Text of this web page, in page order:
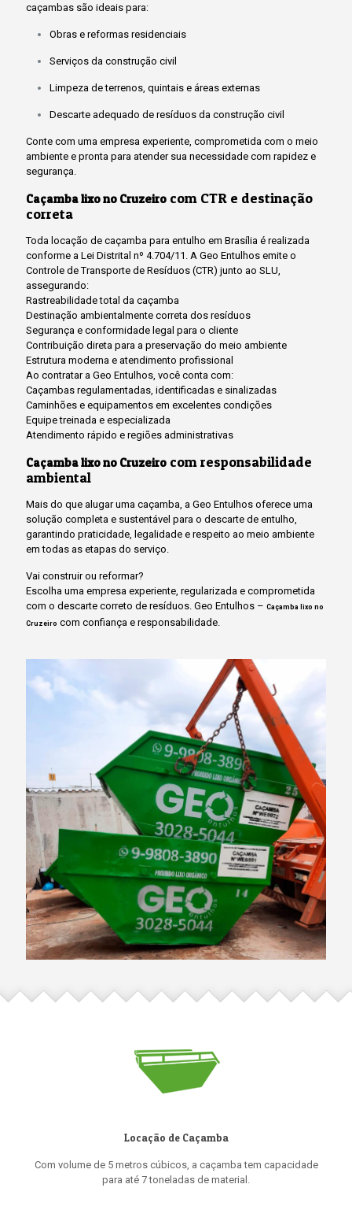
caçambas são ideais para:
Obras e reformas residenciais
Serviços da construção civil
Limpeza de terrenos, quintais e áreas externas
Descarte adequado de resíduos da construção civil
Conte com uma empresa experiente, comprometida com o meio
ambiente e pronta para atender sua necessidade com rapidez e
segurança.
Caçamba lixo no Cruzeiro com CTR e destinação
correta
Toda locação de caçamba para entulho em Brasília é realizada
conforme a Lei Distrital nº 4.704/11. A Geo Entulhos emite o
Controle de Transporte de Resíduos (CTR) junto ao SLU,
assegurando:
Rastreabilidade total da caçamba
Destinação ambientalmente correta dos resíduos
Segurança e conformidade legal para o cliente
Contribuição direta para a preservação do meio ambiente
Estrutura moderna e atendimento profissional
Ao contratar a Geo Entulhos, você conta com:
Caçambas regulamentadas, identificadas e sinalizadas
Caminhões e equipamentos em excelentes condições
Equipe treinada e especializada
Atendimento rápido e regiões administrativas
Caçamba lixo no Cruzeiro com responsabilidade
ambiental
Mais do que alugar uma caçamba, a Geo Entulhos oferece uma
solução completa e sustentável para o descarte de entulho,
garantindo praticidade, legalidade e respeito ao meio ambiente
em todas as etapas do serviço.
Vai construir ou reformar?
Escolha uma empresa experiente, regularizada e comprometida
com o descarte correto de resíduos. Geo Entulhos – Caçamba lixo no
Cruzeiro com confiança e responsabilidade.
Locação de Caçamba
Com volume de 5 metros cúbicos, a caçamba tem capacidade
para até 7 toneladas de material.